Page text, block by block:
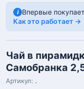
i Впервые
Как это работает →
Чай в
Самобранка
Артикул: .